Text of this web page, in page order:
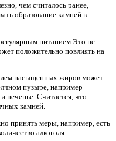
чем считалось ранее,
образование камней в
питанием.Это не
положительно повлиять на
насыщенных жиров может
пузыре, например
печенье. Считается, что
камней.
принять меры, например, есть
алкоголя.